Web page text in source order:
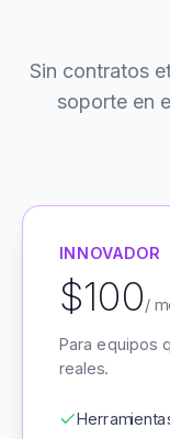
Sin contratos
soporte en
INNOVADOR
$100/
Para equipos
reales.